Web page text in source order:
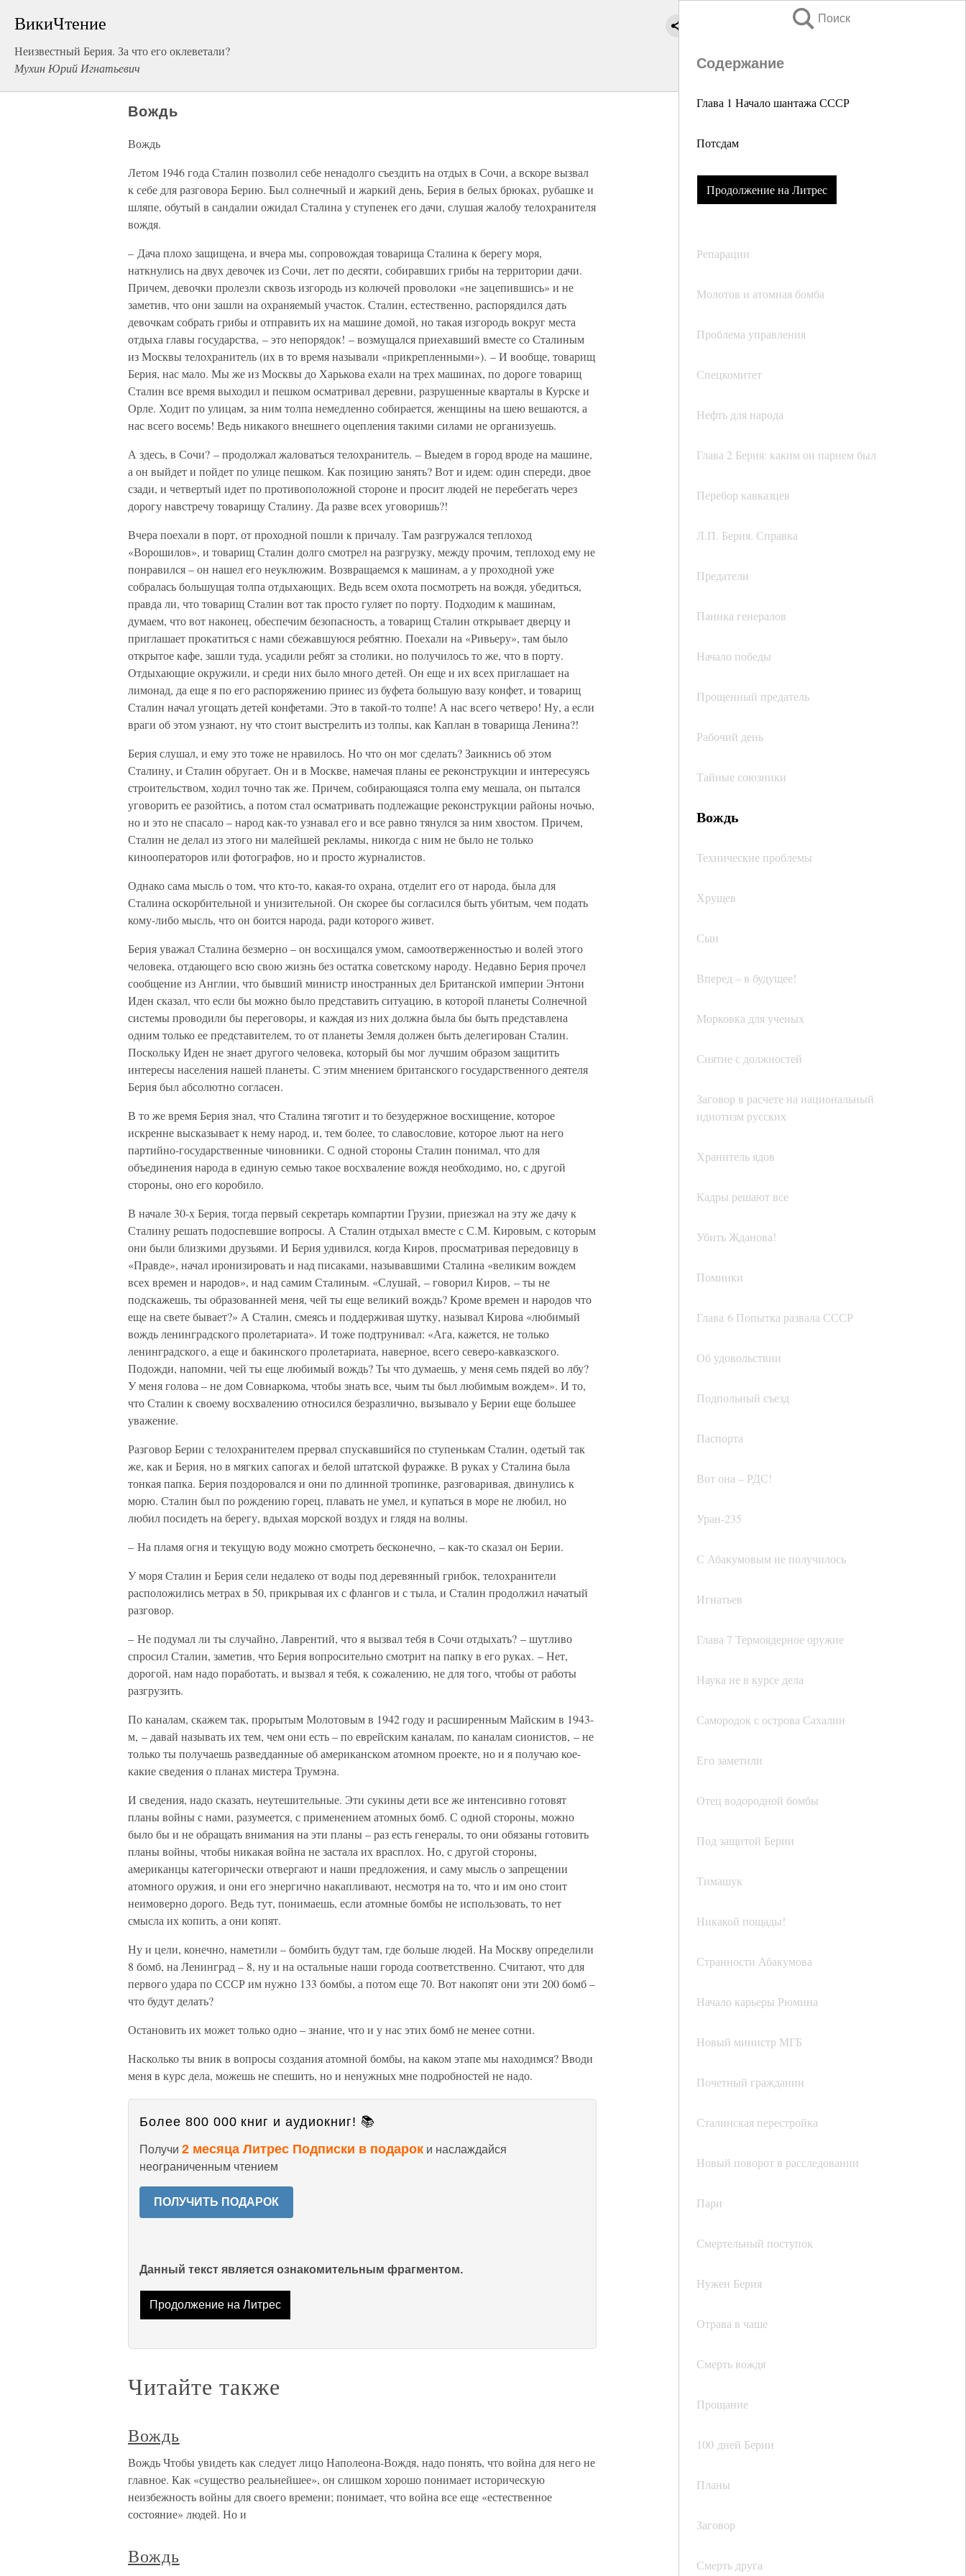
ВикиЧтение
Неизвестный Берия. За что его оклеветали?
Мухин Юрий Игнатьевич
Поиск
Содержание
Глава 1 Начало шантажа СССР
Потсдам
Продолжение на Литрес
Репарации
Молотов и атомная бомба
Проблема управления
Спецкомитет
Нефть для народа
Глава 2 Берия: каким он парнем был
Перебор кавказцев
Л.П. Берия. Справка
Предатели
Паника генералов
Начало победы
Прощенный предатель
Рабочий день
Тайные союзники
Вождь
Технические проблемы
Хрущев
Сын
Вперед – в будущее!
Морковка для ученых
Снятие с должностей
Заговор в расчете на национальный
идиотизм русских
Хранитель ядов
Кадры решают все
Убить Жданова!
Поминки
Глава 6 Попытка развала СССР
Об удовольствии
Подпольный съезд
Паспорта
Вот она – РДС!
Уран-235
С Абакумовым не получилось
Игнатьев
Глава 7 Термоядерное оружие
Наука не в курсе дела
Самородок с острова Сахалин
Его заметили
Отец водородной бомбы
Под защитой Берии
Тимашук
Никакой пощады!
Странности Абакумова
Начало карьеры Рюмина
Новый министр МГБ
Почетный гражданин
Сталинская перестройка
Новый поворот в расследовании
Пари
Смертельный поступок
Нужен Берия
Отрава в чаше
Смерть вождя
Прощание
100 дней Берии
Планы
Заговор
Смерть друга
Вождь
Вождь
Летом 1946 года Сталин позволил себе ненадолго съездить на отдых в Сочи, а вскоре вызвал
к себе для разговора Берию. Был солнечный и жаркий день, Берия в белых брюках, рубашке и
шляпе, обутый в сандалии ожидал Сталина у ступенек его дачи, слушая жалобу телохранителя
вождя.
– Дача плохо защищена, и вчера мы, сопровождая товарища Сталина к берегу моря,
наткнулись на двух девочек из Сочи, лет по десяти, собиравших грибы на территории дачи.
Причем, девочки пролезли сквозь изгородь из колючей проволоки «не зацепившись» и не
заметив, что они зашли на охраняемый участок. Сталин, естественно, распорядился дать
девочкам собрать грибы и отправить их на машине домой, но такая изгородь вокруг места
отдыха главы государства, – это непорядок! – возмущался приехавший вместе со Сталиным
из Москвы телохранитель (их в то время называли «прикрепленными»). – И вообще, товарищ
Берия, нас мало. Мы же из Москвы до Харькова ехали на трех машинах, по дороге товарищ
Сталин все время выходил и пешком осматривал деревни, разрушенные кварталы в Курске и
Орле. Ходит по улицам, за ним толпа немедленно собирается, женщины на шею вешаются, а
нас всего восемь! Ведь никакого внешнего оцепления такими силами не организуешь.
А здесь, в Сочи? – продолжал жаловаться телохранитель. – Выедем в город вроде на машине,
а он выйдет и пойдет по улице пешком. Как позицию занять? Вот и идем: один спереди, двое
сзади, и четвертый идет по противоположной стороне и просит людей не перебегать через
дорогу навстречу товарищу Сталину. Да разве всех уговоришь?!
Вчера поехали в порт, от проходной пошли к причалу. Там разгружался теплоход
«Ворошилов», и товарищ Сталин долго смотрел на разгрузку, между прочим, теплоход ему не
понравился – он нашел его неуклюжим. Возвращаемся к машинам, а у проходной уже
собралась большущая толпа отдыхающих. Ведь всем охота посмотреть на вождя, убедиться,
правда ли, что товарищ Сталин вот так просто гуляет по порту. Подходим к машинам,
думаем, что вот наконец, обеспечим безопасность, а товарищ Сталин открывает дверцу и
приглашает прокатиться с нами сбежавшуюся ребятню. Поехали на «Ривьеру», там было
открытое кафе, зашли туда, усадили ребят за столики, но получилось то же, что в порту.
Отдыхающие окружили, и среди них было много детей. Он еще и их всех приглашает на
лимонад, да еще я по его распоряжению принес из буфета большую вазу конфет, и товарищ
Сталин начал угощать детей конфетами. Это в такой-то толпе! А нас всего четверо! Ну, а если
враги об этом узнают, ну что стоит выстрелить из толпы, как Каплан в товарища Ленина?!
Берия слушал, и ему это тоже не нравилось. Но что он мог сделать? Заикнись об этом
Сталину, и Сталин обругает. Он и в Москве, намечая планы ее реконструкции и интересуясь
строительством, ходил точно так же. Причем, собирающаяся толпа ему мешала, он пытался
уговорить ее разойтись, а потом стал осматривать подлежащие реконструкции районы ночью,
но и это не спасало – народ как-то узнавал его и все равно тянулся за ним хвостом. Причем,
Сталин не делал из этого ни малейшей рекламы, никогда с ним не было не только
кинооператоров или фотографов, но и просто журналистов.
Однако сама мысль о том, что кто-то, какая-то охрана, отделит его от народа, была для
Сталина оскорбительной и унизительной. Он скорее бы согласился быть убитым, чем подать
кому-либо мысль, что он боится народа, ради которого живет.
Берия уважал Сталина безмерно – он восхищался умом, самоотверженностью и волей этого
человека, отдающего всю свою жизнь без остатка советскому народу. Недавно Берия прочел
сообщение из Англии, что бывший министр иностранных дел Британской империи Энтони
Иден сказал, что если бы можно было представить ситуацию, в которой планеты Солнечной
системы проводили бы переговоры, и каждая из них должна была бы быть представлена
одним только ее представителем, то от планеты Земля должен быть делегирован Сталин.
Поскольку Иден не знает другого человека, который бы мог лучшим образом защитить
интересы населения нашей планеты. С этим мнением британского государственного деятеля
Берия был абсолютно согласен.
В то же время Берия знал, что Сталина тяготит и то безудержное восхищение, которое
искренне высказывает к нему народ, и, тем более, то славословие, которое льют на него
партийно-государственные чиновники. С одной стороны Сталин понимал, что для
объединения народа в единую семью такое восхваление вождя необходимо, но, с другой
стороны, оно его коробило.
В начале 30-х Берия, тогда первый секретарь компартии Грузии, приезжал на эту же дачу к
Сталину решать подоспевшие вопросы. А Сталин отдыхал вместе с С.М. Кировым, с которым
они были близкими друзьями. И Берия удивился, когда Киров, просматривая передовицу в
«Правде», начал иронизировать и над писаками, называвшими Сталина «великим вождем
всех времен и народов», и над самим Сталиным. «Слушай, – говорил Киров, – ты не
подскажешь, ты образованней меня, чей ты еще великий вождь? Кроме времен и народов что
еще на свете бывает?» А Сталин, смеясь и поддерживая шутку, называл Кирова «любимый
вождь ленинградского пролетариата». И тоже подтрунивал: «Ага, кажется, не только
ленинградского, а еще и бакинского пролетариата, наверное, всего северо-кавказского.
Подожди, напомни, чей ты еще любимый вождь? Ты что думаешь, у меня семь пядей во лбу?
У меня голова – не дом Совнаркома, чтобы знать все, чьим ты был любимым вождем». И то,
что Сталин к своему восхвалению относился безразлично, вызывало у Берии еще большее
уважение.
Разговор Берии с телохранителем прервал спускавшийся по ступенькам Сталин, одетый так
же, как и Берия, но в мягких сапогах и белой штатской фуражке. В руках у Сталина была
тонкая папка. Берия поздоровался и они по длинной тропинке, разговаривая, двинулись к
морю. Сталин был по рождению горец, плавать не умел, и купаться в море не любил, но
любил посидеть на берегу, вдыхая морской воздух и глядя на волны.
– На пламя огня и текущую воду можно смотреть бесконечно, – как-то сказал он Берии.
У моря Сталин и Берия сели недалеко от воды под деревянный грибок, телохранители
расположились метрах в 50, прикрывая их с флангов и с тыла, и Сталин продолжил начатый
разговор.
– Не подумал ли ты случайно, Лаврентий, что я вызвал тебя в Сочи отдыхать? – шутливо
спросил Сталин, заметив, что Берия вопросительно смотрит на папку в его руках. – Нет,
дорогой, нам надо поработать, и вызвал я тебя, к сожалению, не для того, чтобы от работы
разгрузить.
По каналам, скажем так, прорытым Молотовым в 1942 году и расширенным Майским в 1943-
м, – давай называть их тем, чем они есть – по еврейским каналам, по каналам сионистов, – не
только ты получаешь разведданные об американском атомном проекте, но и я получаю кое-
какие сведения о планах мистера Трумэна.
И сведения, надо сказать, неутешительные. Эти сукины дети все же интенсивно готовят
планы войны с нами, разумеется, с применением атомных бомб. С одной стороны, можно
было бы и не обращать внимания на эти планы – раз есть генералы, то они обязаны готовить
планы войны, чтобы никакая война не застала их врасплох. Но, с другой стороны,
американцы категорически отвергают и наши предложения, и саму мысль о запрещении
атомного оружия, и они его энергично накапливают, несмотря на то, что и им оно стоит
неимоверно дорого. Ведь тут, понимаешь, если атомные бомбы не использовать, то нет
смысла их копить, а они копят.
Ну и цели, конечно, наметили – бомбить будут там, где больше людей. На Москву определили
8 бомб, на Ленинград – 8, ну и на остальные наши города соответственно. Считают, что для
первого удара по СССР им нужно 133 бомбы, а потом еще 70. Вот накопят они эти 200 бомб –
что будут делать?
Остановить их может только одно – знание, что и у нас этих бомб не менее сотни.
Насколько ты вник в вопросы создания атомной бомбы, на каком этапе мы находимся? Вводи
меня в курс дела, можешь не спешить, но и ненужных мне подробностей не надо.
Более 800 000 книг и аудиокниг! 📚
Получи 2 месяца Литрес Подписки в подарок и наслаждайся
неограниченным чтением
ПОЛУЧИТЬ ПОДАРОК
Данный текст является ознакомительным фрагментом.
Продолжение на Литрес
Читайте также
Вождь
Вождь Чтобы увидеть как следует лицо Наполеона-Вождя, надо понять, что война для него не
главное. Как «существо реальнейшее», он слишком хорошо понимает историческую
неизбежность войны для своего времени; понимает, что война все еще «естественное
состояние» людей. Но и
Вождь